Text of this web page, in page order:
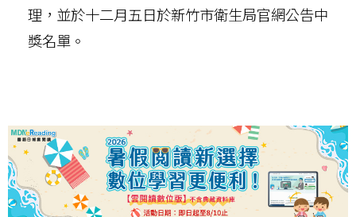
理，並於十二月五日於新竹市衛生局官網公告中
獎名單。